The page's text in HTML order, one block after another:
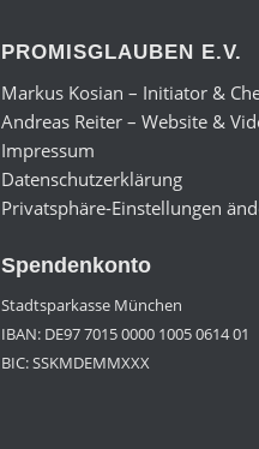
PROMISGLAUBEN E.V.
Markus Kosian – Initiator &
Andreas Reiter – Website &
Impressum
Datenschutzerklärung
Privatsphäre-Einstellungen
Spendenkonto
Stadtsparkasse München
IBAN: DE97 7015 0000 1005 0614 01
BIC: SSKMDEMMXXX